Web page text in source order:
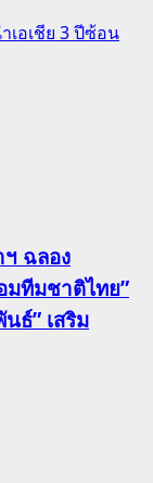
อเชีย 3 ปีซ้อน
ฉลอง
มทีมชาติไทย”
ธ์” เสริม